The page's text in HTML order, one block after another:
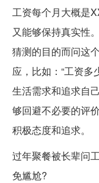
工资每个月大概是
又能够保持真实性
猜测的目的而问这
应，比如：“工资
生活需求和追求自
够回避不必要的评
积极态度和追求。
过年聚餐被长辈问
免尴尬?